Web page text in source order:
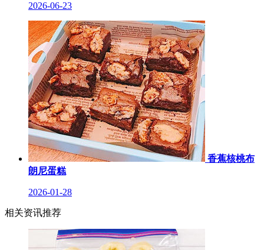
2026-06-23
香蕉核桃布
朗尼蛋糕
2026-01-28
相关资讯推荐